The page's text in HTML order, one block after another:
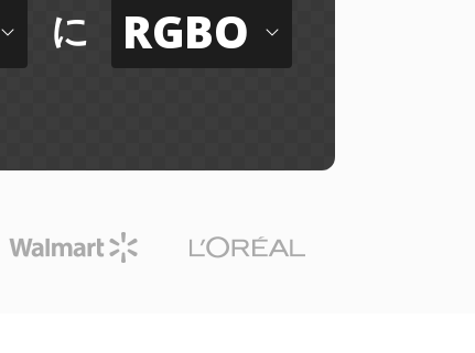
に RGBO